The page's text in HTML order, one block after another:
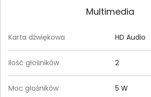
Multimedia
Karta dźwiękowa HD Audio
Ilość głośników 2
Moc głośników 5 W